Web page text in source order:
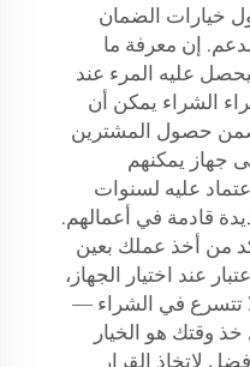
خيارات الضمان
إن معرفة ما
عليه المرء عند
الشراء يمكن أن
حصول المشترين
جهاز يمكنهم
عليه لسنوات
قادمة في أعمالهم.
من أخذ عملك بعين
عند اختيار الجهاز،
تتسرع في الشراء —
خذ وقتك هو الخيار
لاتخاذ القرار